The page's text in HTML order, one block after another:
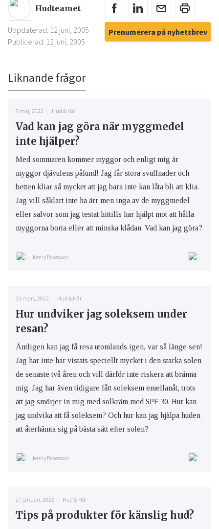
Hudteamet
Uppdaterad: 12 juni, 2005
Publicerad: 12 juni, 2005
Prenumerera på nyhetsbrev
Liknande frågor
5 maj, 2022 Hud & Hår
Vad kan jag göra när myggmedel
inte hjälper?
Med sommaren kommer myggor och enligt mig är
myggor djävulens påfund! Jag får stora svullnader och
betten kliar så mycket att jag bara inte kan låta bli att klia.
Jag vill såklart inte ha ärr men inga av de myggmedel
eller salvor som jag testat hittills har hjälpt mot att hålla
myggorna borta eller att minska klådan. Vad kan jag göra?
Jenny Petersson
31 mars, 2022 Hud & Hår
Hur undviker jag soleksem under
resan?
Äntligen kan jag få resa utomlands igen, var så länge sen!
Jag har inte har vistats speciellt mycket i den starka solen
de senaste två åren och vill därför inte riskera att bränna
mig. Jag har även tidigare fått soleksem emellanåt, trots
att jag smörjer in mig med solkräm med SPF 30. Hur kan
jag undvika att få soleksem? Och hur kan jag hjälpa huden
att återhämta sig på bästa sätt efter solen?
Jenny Petersson
27 januari, 2022 Hud & Hår
Tips på produkter för känslig hud?